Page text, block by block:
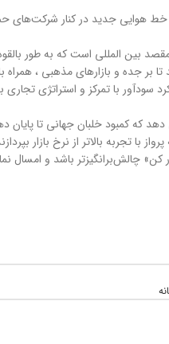
هوایی جدید در کنار شرکت‌های
بر جده و بازارهای مذهبی ،
سودآور با تمرکز و استراتژی
با تجربه بالاتر از نرخ بازار
کن» چالش‌برانگیزتر باشد و امسال